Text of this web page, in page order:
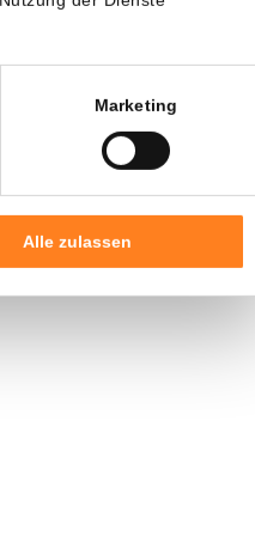
Marketing
Alle zulassen
Sie 7
Aktion ist